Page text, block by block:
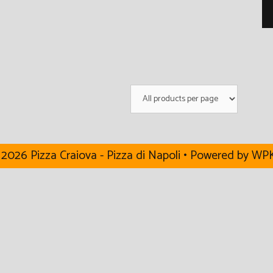
Pizza Craiova - Pizza di Napoli • Powered by